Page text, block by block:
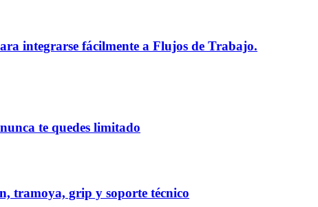
integrarse fácilmente a Flujos de Trabajo.
te quedes limitado
tramoya, grip y soporte técnico